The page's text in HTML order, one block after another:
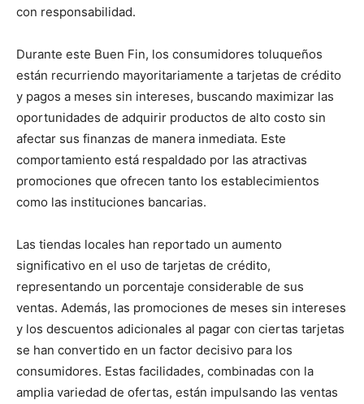
con responsabilidad.
Durante este Buen Fin, los consumidores toluqueños
están recurriendo mayoritariamente a tarjetas de crédito
y pagos a meses sin intereses, buscando maximizar las
oportunidades de adquirir productos de alto costo sin
afectar sus finanzas de manera inmediata. Este
comportamiento está respaldado por las atractivas
promociones que ofrecen tanto los establecimientos
como las instituciones bancarias.
Las tiendas locales han reportado un aumento
significativo en el uso de tarjetas de crédito,
representando un porcentaje considerable de sus
ventas. Además, las promociones de meses sin intereses
y los descuentos adicionales al pagar con ciertas tarjetas
se han convertido en un factor decisivo para los
consumidores. Estas facilidades, combinadas con la
amplia variedad de ofertas, están impulsando las ventas